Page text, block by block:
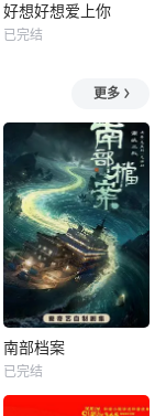
好想好想爱上你
已完结
更多
南部档案
已完结